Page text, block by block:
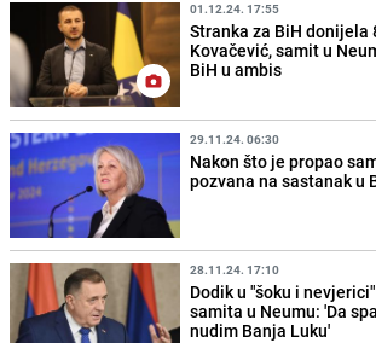
01.12.24. 17:55
Stranka za BiH donijela
Kovačević, samit u
BiH u ambis
29.11.24. 06:30
Nakon što je propao
pozvana na sastanak u
28.11.24. 17:10
Dodik u "šoku i
samita u Neumu: 'Da
nudim Banja Luku'